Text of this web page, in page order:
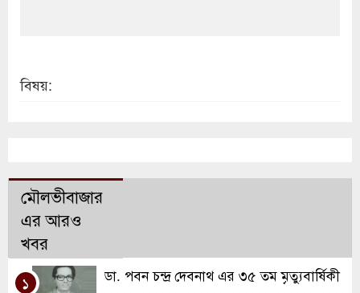
বিষয়:
মৌলভীবাজার
এর আরও
খবর
১ ডা. পবন চন্দ্র দেবনাথ এর ৩৫ তম মৃত্যুবার্ষিকী